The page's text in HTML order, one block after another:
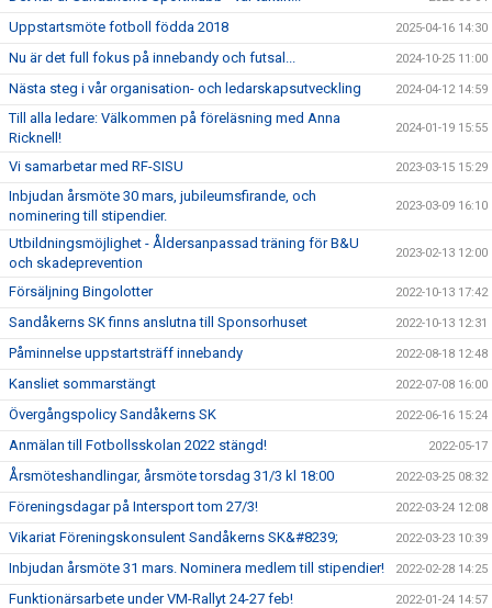
Uppstartsmöte fotboll födda 2018 2025-04-16 14:30
Nu är det full fokus på innebandy och futsal... 2024-10-25 11:00
Nästa steg i vår organisation- och ledarskapsutveckling 2024-04-12 14:59
Till alla ledare: Välkommen på föreläsning med Anna
Ricknell!
2024-01-19 15:55
Vi samarbetar med RF-SISU 2023-03-15 15:29
Inbjudan årsmöte 30 mars, jubileumsfirande, och
nominering till stipendier.
2023-03-09 16:10
Utbildningsmöjlighet - Åldersanpassad träning för B&U
och skadeprevention
2023-02-13 12:00
Försäljning Bingolotter 2022-10-13 17:42
Sandåkerns SK finns anslutna till Sponsorhuset 2022-10-13 12:31
Påminnelse uppstartsträff innebandy 2022-08-18 12:48
Kansliet sommarstängt 2022-07-08 16:00
Övergångspolicy Sandåkerns SK 2022-06-16 15:24
Anmälan till Fotbollsskolan 2022 stängd! 2022-05-17
Årsmöteshandlingar, årsmöte torsdag 31/3 kl 18:00 2022-03-25 08:32
Föreningsdagar på Intersport tom 27/3! 2022-03-24 12:08
Vikariat Föreningskonsulent Sandåkerns SK&#8239; 2022-03-23 10:39
Inbjudan årsmöte 31 mars. Nominera medlem till stipendier! 2022-02-28 14:25
Funktionärsarbete under VM-Rallyt 24-27 feb! 2022-01-24 14:57